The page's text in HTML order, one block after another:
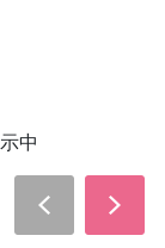
中